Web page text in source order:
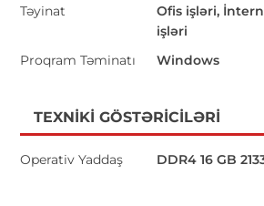
Təyinat
Ofis işləri,
işləri
Proqram Təminatı
Windows
TEXNIKI GÖSTƏRICILƏRI
Operativ Yaddaş DDR4 16 GB